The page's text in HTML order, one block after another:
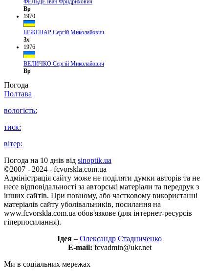
ФЕЛЬДЕ Іван Фридрихович
Вр
1970
БЕЖЕНАР Сергій Миколайович
Зх
1976
ВЕЛИЧКО Сергій Миколайович
Вр
Погода
Полтава
вологість:
тиск:
вітер:
Погода на 10 днів від sinoptik.ua
©2007 - 2024 - fcvorskla.com.ua
Адміністрація сайту може не поділяти думки авторів та не
несе відповідальності за авторські матеріали та передрук з
інших сайтів. При повному, або частковому використанні
матеріалів сайту уболівальників, посилання на
www.fcvorskla.com.ua обов'язкове (для інтернет-ресурсів
гіперпосилання).
Ідея – Олександр Стадниченко
E-mail: fcvadmin@ukr.net
Ми в соціальних мережах